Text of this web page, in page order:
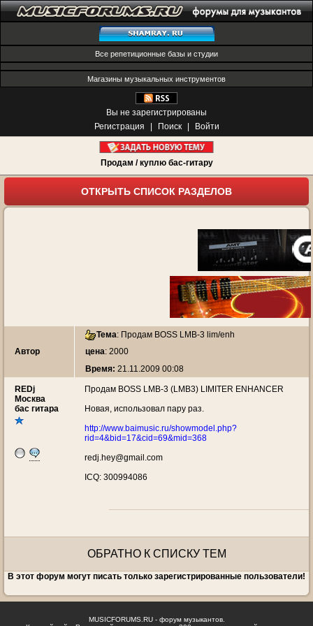
Все репетиционные базы и студии
Магазины музыкальных инструментов
Вы не зарегистрированы
Регистрация
Поиск Войти
Продам / куплю бас-гитару
ОТКРЫТЬ СПИСОК РАЗДЕЛОВ
Автор
Тема: Продам BOSS LMB-3 lim/enh
цена: 2000
Время: 21.11.2009 00:08
REDj
Москва
бас гитара
Продам BOSS LMB-3 (LMB3) LIMITER ENHANCER
Новая, использовал пару раз.
http://www.baimusic.ru/showmodel.php?
rid=4&bid=17&cid=69&mid=368
redj.hey@gmail.com
ICQ: 300994086
ОБРАТНО К СПИСКУ ТЕМ
В этот форум могут писать только зарегистрированные пользователи!
MUSICFORUMS.RU - форум музыкантов.